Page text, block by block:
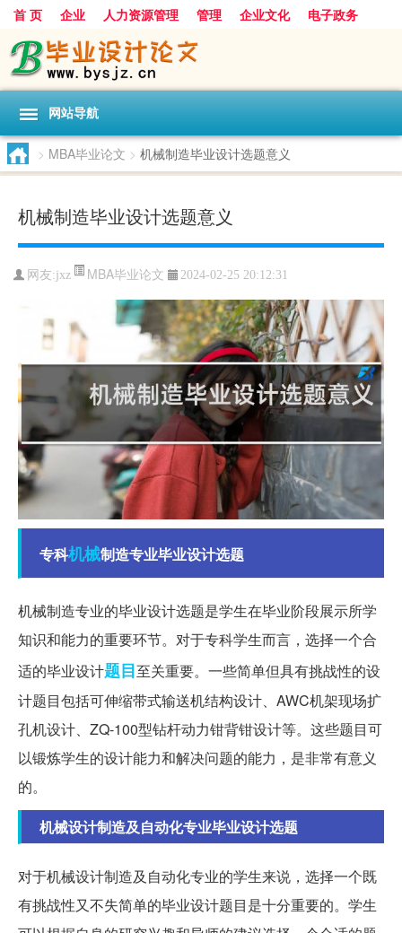
首 页 企业 人力资源管理 管理 企业文化
电子政务
数据
旅游 项目 浅谈 发展
网站导航
> MBA毕业论文 > 机械制造毕业设计选题意义
机械制造毕业设计选题意义
网友:jxz MBA毕业论文 2024-02-25 20:12:31
专科机械制造专业毕业设计选题
机械制造专业的毕业设计选题是学生在毕业阶段展示所学
知识和能力的重要环节。对于专科学生而言，选择一个合
适的毕业设计题目至关重要。一些简单但具有挑战性的设
计题目包括可伸缩带式输送机结构设计、AWC机架现场扩
孔机设计、ZQ-100型钻杆动力钳背钳设计等。这些题目可
以锻炼学生的设计能力和解决问题的能力，是非常有意义
的。
机械设计制造及自动化专业毕业设计选题
对于机械设计制造及自动化专业的学生来说，选择一个既
有挑战性又不失简单的毕业设计题目是十分重要的。学生